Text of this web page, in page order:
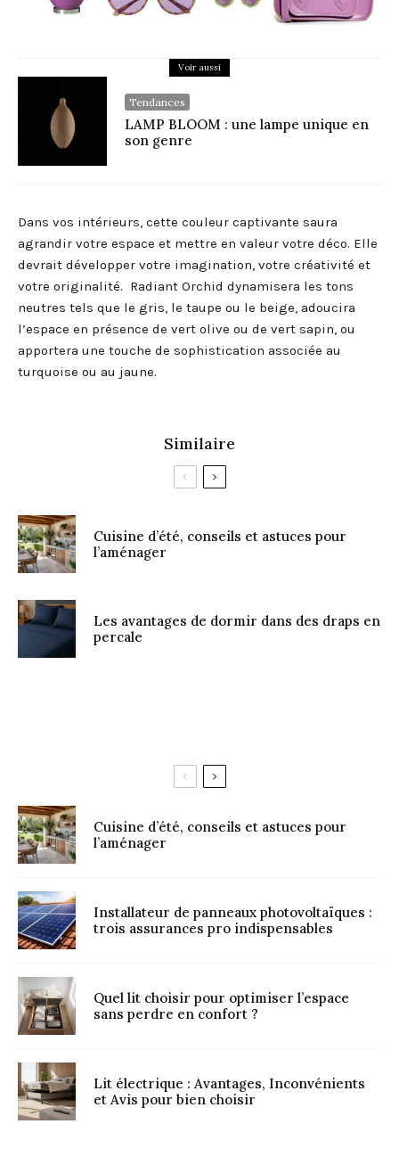
Voir aussi
Tendances
LAMP BLOOM : une lampe unique en
son genre
Dans vos intérieurs, cette couleur captivante saura
agrandir votre espace et mettre en valeur votre déco. Elle
devrait développer votre imagination, votre créativité et
votre originalité. Radiant Orchid dynamisera les tons
neutres tels que le gris, le taupe ou le beige, adoucira
l’espace en présence de vert olive ou de vert sapin, ou
apportera une touche de sophistication associée au
turquoise ou au jaune.
Similaire
Cuisine d’été, conseils et astuces pour
l’aménager
Les avantages de dormir dans des draps en
percale
Cuisine d’été, conseils et astuces pour
l’aménager
Installateur de panneaux photovoltaïques :
trois assurances pro indispensables
Quel lit choisir pour optimiser l’espace
sans perdre en confort ?
Lit électrique : Avantages, Inconvénients
et Avis pour bien choisir